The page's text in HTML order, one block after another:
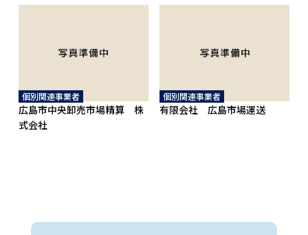
個別関連事業者
広島市中央卸売市場精算 株
式会社
個別関連事業者
有限会社 広島市場運送